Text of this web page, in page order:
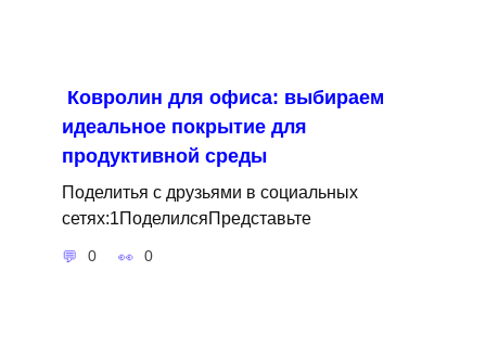
Ковролин для офиса: выбираем
идеальное покрытие для
продуктивной среды
Поделитья с друзьями в социальных
сетях:1ПоделилсяПредставьте
0 0